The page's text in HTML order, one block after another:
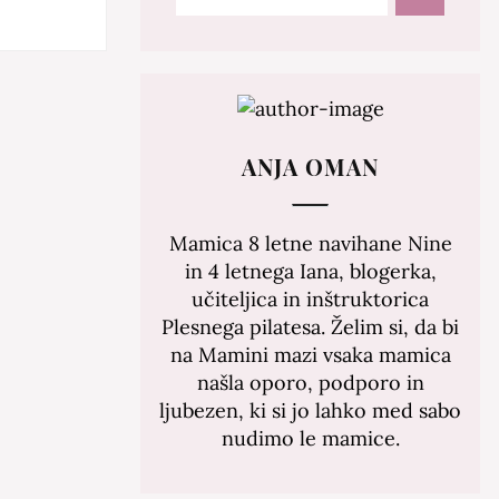
ANJA OMAN
Mamica 8 letne navihane Nine
in 4 letnega Iana, blogerka,
učiteljica in inštruktorica
Plesnega pilatesa. Želim si, da bi
na Mamini mazi vsaka mamica
našla oporo, podporo in
ljubezen, ki si jo lahko med sabo
nudimo le mamice.